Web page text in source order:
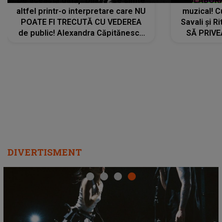
altfel printr-o interpretare care NU
POATE FI TRECUTĂ CU VEDEREA
de public! Alexandra Căpitănescu
muzical!
Savali și
SĂ
DIVERTISMENT